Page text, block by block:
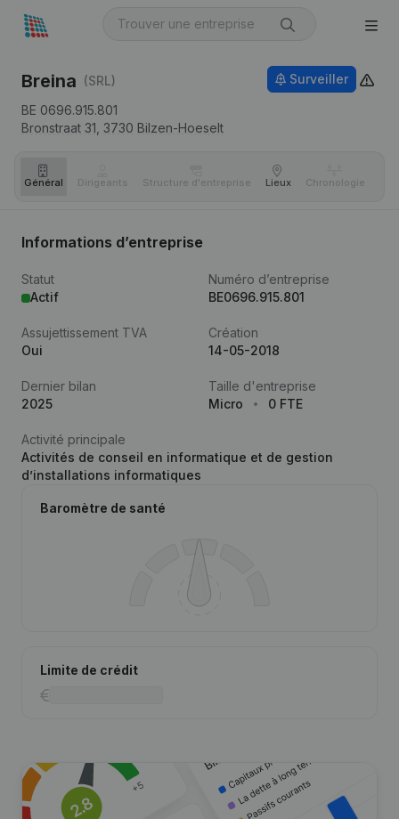
Breina (SRL)
BE 0696.915.801
Bronstraat 31, 3730 Bilzen-Hoeselt
Surveiller
Général Dirigeants Structure d'entreprise Lieux Chronologie
Informations d’entreprise
Statut
Actif
Numéro d’entreprise
BE0696.915.801
Assujettissement TVA
Oui
Création
14-05-2018
Dernier bilan
2025
Taille d'entreprise
Micro
0 FTE
Activité principale
Activités de conseil en informatique et de gestion
d’installations informatiques
Baromètre de santé
Limite de crédit